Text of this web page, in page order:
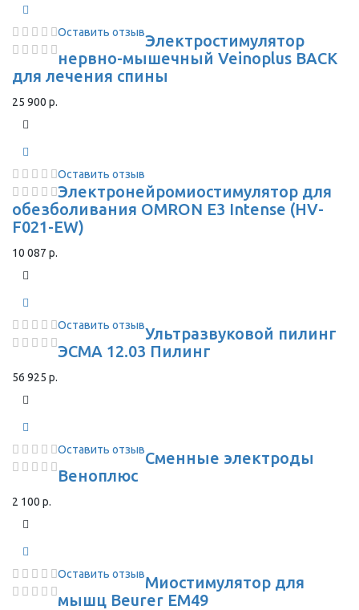
Оставить отзывЭлектростимулятор
нервно-мышечный Veinoplus BACK
для лечения спины
25 900 р.
Оставить отзыв
Электронейромиостимулятор для
обезболивания OMRON Е3 Intense (HV-
F021-EW)
10 087 р.
Оставить отзывУльтразвуковой пилинг
ЭСМА 12.03 Пилинг
56 925 р.
Оставить отзывСменные электроды
Веноплюс
2 100 р.
Оставить отзывМиостимулятор для
мышц Beurer EM49